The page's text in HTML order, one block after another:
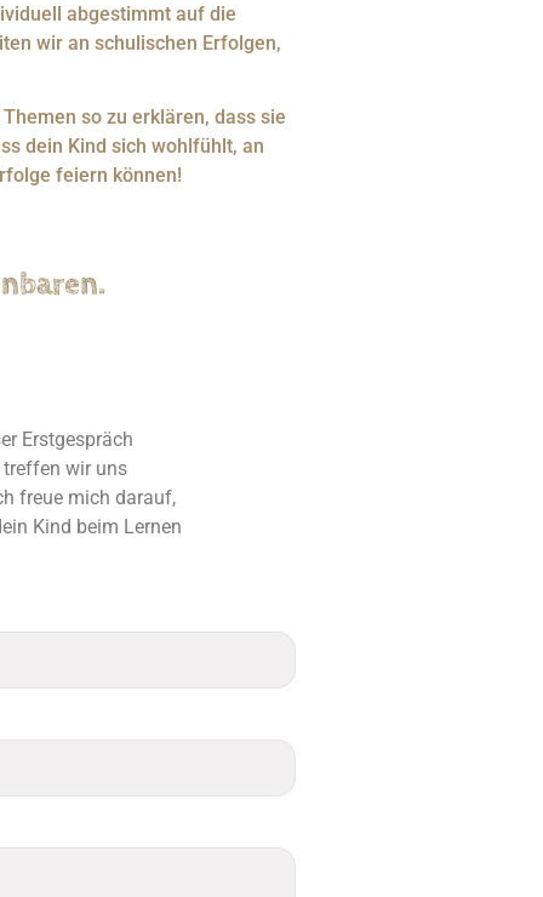
abgestimmt auf die
wir an schulischen Erfolgen,
so zu erklären, dass sie
dein Kind sich wohlfühlt, an
feiern können!
Erstgespräch
treffen wir uns
freue mich darauf,
Kind beim Lernen